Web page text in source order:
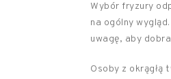
Wybór fryzury
na ogólny
uwagę, aby
Osoby z okrągłą